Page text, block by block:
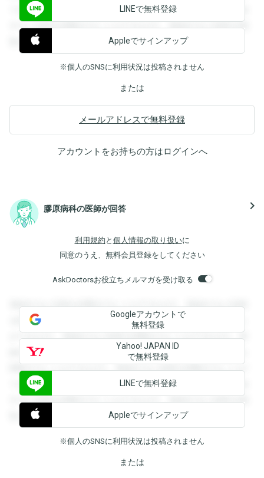
できます。登録すると回答を閲覧することができます。登録
すると回答を閲覧することができます。登録すると回答を閲
覧することができます。
LINEで無料登録
Appleでサインアップ
※個人のSNSに利用状況は投稿されません
または
メールアドレスで無料登録
アカウントをお持ちの方はログインへ
膠原病科の医師が回答 navigate_next
利用規約 と 個人情報の取り扱いに
同意のうえ、無料会員登録をしてください
AskDoctorsお役立ちメルマガを受け取る
登録すると回答を閲覧することができます。登録すると回答
を閲覧することができます。登録すると回答を閲覧すること
ができます。登録すると回答を閲覧することができます。登
録すると回答を閲覧することができます。登録すると回答を
閲覧することができます。登録すると回答を閲覧することが
できます。登録すると回答を閲覧することができます。登録
すると回答を閲覧することができます。登録すると回答を閲
覧することができます。
Googleアカウントで
無料登録
Yahoo! JAPAN ID
で無料登録
LINEで無料登録
Appleでサインアップ
※個人のSNSに利用状況は投稿されません
または